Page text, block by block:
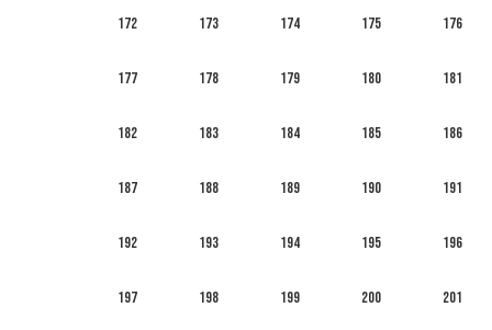
172 173 174 175 176
177 178 179 180 181
182 183 184 185 186
187 188 189 190 191
192 193 194 195 196
197 198 199 200 201